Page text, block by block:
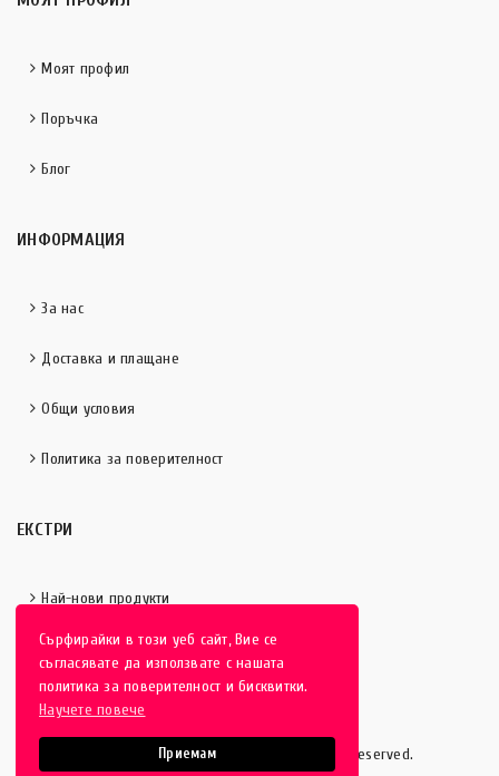
Сърфирайки в този уеб сайт, Вие се
съгласявате да използвате с нашата
политика за поверителност и бисквитки.
Научете повече
Приемам
Моят профил
Поръчка
Блог
ИНФОРМАЦИЯ
За нас
Доставка и плащане
Общи условия
Политика за поверителност
ЕКСТРИ
Най-нови продукти
Отличени продукти
HobbyEver.com© 2016-2025 - All rights reserved.